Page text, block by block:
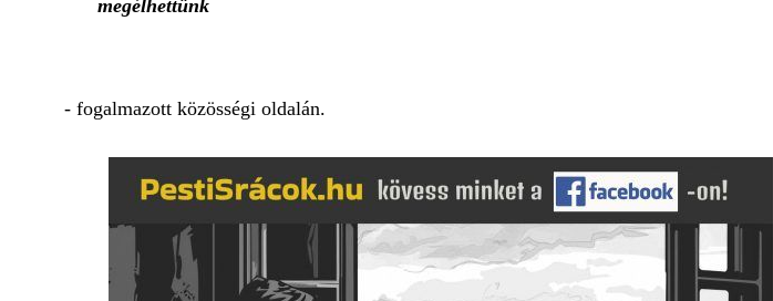
megélhettünk
- fogalmazott közösségi oldalán.